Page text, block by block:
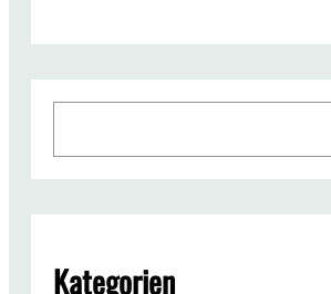
6
c
Kategorien